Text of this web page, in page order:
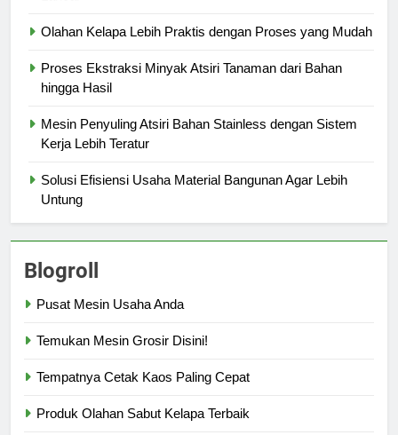
Olahan Kelapa Lebih Praktis dengan Proses yang Mudah
Proses Ekstraksi Minyak Atsiri Tanaman dari Bahan
hingga Hasil
Mesin Penyuling Atsiri Bahan Stainless dengan Sistem
Kerja Lebih Teratur
Solusi Efisiensi Usaha Material Bangunan Agar Lebih
Untung
Blogroll
Pusat Mesin Usaha Anda
Temukan Mesin Grosir Disini!
Tempatnya Cetak Kaos Paling Cepat
Produk Olahan Sabut Kelapa Terbaik